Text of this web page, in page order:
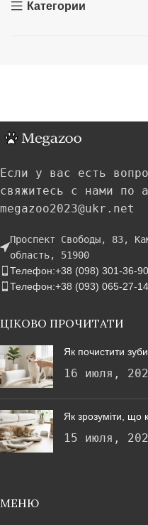
Категории
Если у вас есть
свяжитесь с нами по
megazoo2023@ukr.net
Проспект Свободы, 83,
область, 51900
Телефон:+38 (098) 301-36-90
Телефон:+38 (093) 065-27-14
ЦІКОВО ПРОЧИТАТИ
Як почистити
16 июля,
Як зрозуміти, що
15 июля,
МЕНЮ